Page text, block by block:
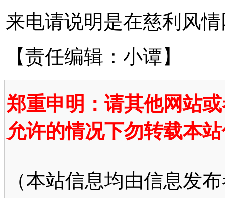
来电请说明是在慈利风
【责任编辑：小谭】
郑重申明：请其他网站
允许的情况下勿转载本
（本站信息均由信息发